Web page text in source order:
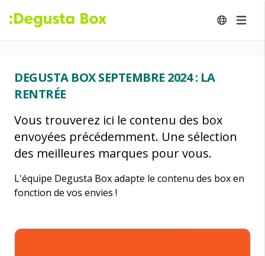
DEGUSTA BOX SEPTEMBRE 2024 : LA
RENTRÉE
Vous trouverez ici le contenu des box
envoyées précédemment. Une sélection
des meilleures marques pour vous.
L'équipe Degusta Box adapte le contenu des box en
fonction de vos envies !